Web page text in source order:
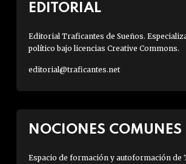
EDITORIAL
Editorial Traficantes de Sueños.
político bajo licencias Creative Commons.
editorial@traficantes.net
NOCIONES COMUNES
Espacio de formación y autoformación de